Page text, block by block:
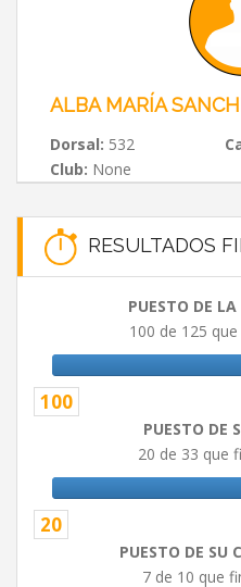
ALBA MARÍA
Dorsal: 532
Club: None
RESULTADOS
PUESTO DE LA
100 de 125
100
PUESTO DE
20 de 33 que
20
PUESTO DE SU
7 de 10 que